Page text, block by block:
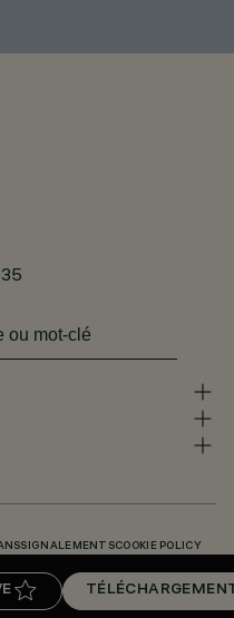
SIGNALEMENTSCOOKIE POLICY